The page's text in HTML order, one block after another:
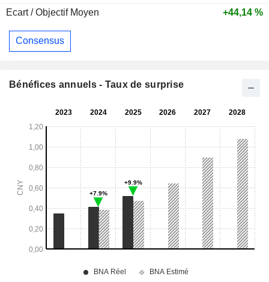
Ecart / Objectif Moyen
+44,14 %
Consensus
Bénéfices annuels - Taux de surprise